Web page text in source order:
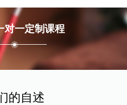
对一定制课程
的自述